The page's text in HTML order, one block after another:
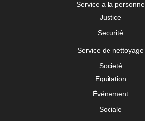
Service a la personne
Justice
Securité
Service de nettoyage
Societé
Equitation
Événement
Sociale